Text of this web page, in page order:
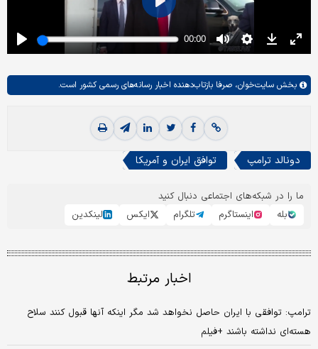
بخش سایت‌خوان، صرفا بازتاب‌دهنده اخبار رسانه‌های رسمی کشور است.
دونالد ترامپ توافق ایران و آمریکا
ما را در شبکه‌های اجتماعی دنبال کنید
بله
اینستاگرم تلگرام ایکس لینکدین
اخبار مرتبط
ترامپ: توافقی با ایران حاصل نخواهد شد مگر اینکه آنها قبول کنند سلاح
هسته‌ای نداشته باشند +فیلم